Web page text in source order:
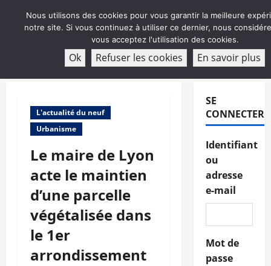
ABONNEMENT
L'actualité du neuf
Urbanisme
Le maire de Lyon
acte le maintien
d’une parcelle
végétalisée dans
le 1er
arrondissement
SE
CONNECTER
Identifiant
ou
adresse
e-mail
Mot de
passe
Nous utilisons des cookies pour vous garantir la meilleure
notre site. Si vous continuez à utiliser ce dernier, nous
vous acceptez l'utilisation des cookies.
Ok Refuser les cookies En savoir plus